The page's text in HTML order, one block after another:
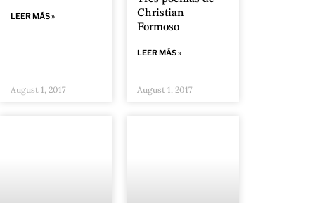
LEER MÁS »
August 1, 2017
Christian
Formoso
LEER MÁS »
August 1, 2017